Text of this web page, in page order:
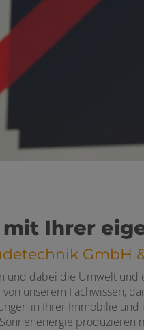
Ihrer
GmbH
dabei die Umwelt und
unserem Fachwissen,
in Ihrer Immobilie
produzieren